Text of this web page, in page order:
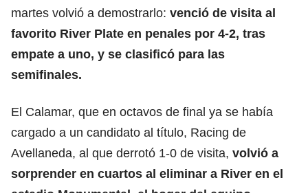
martes volvió a demostrarlo: venció de visita al
favorito River Plate en penales por 4-2, tras
empate a uno, y se clasificó para las
semifinales.
El Calamar, que en octavos de final ya se había
cargado a un candidato al título, Racing de
Avellaneda, al que derrotó 1-0 de visita, volvió a
sorprender en cuartos al eliminar a River en el